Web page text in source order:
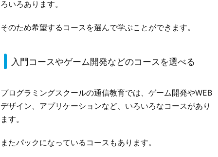
ろいろあります。
そのため希望するコースを選んで学ぶことができます。
入門コースやゲーム開発などのコースを選べる
プログラミングスクールの通信教育では、ゲーム開発やWEB
デザイン、アプリケーションなど、いろいろなコースがあり
ます。
またパックになっているコースもあります。